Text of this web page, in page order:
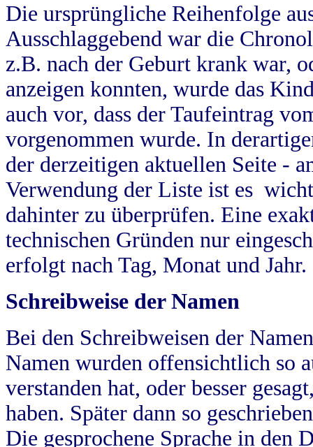
Die ursprüngliche Reihenfolge
Ausschlaggebend war die
z.B. nach der Geburt krank war,
anzeigen konnten, wurde das
auch vor, dass der Taufeintrag
vorgenommen wurde. In
der derzeitigen aktuellen Seite -
Verwendung der Liste ist es
dahinter zu überprüfen. Eine
technischen Gründen nur
erfolgt nach Tag, Monat und Jahr.
Schreibweise der Namen
Bei den Schreibweisen der
Namen wurden offensichtlich so
verstanden hat, oder besser
haben. Später dann so
Die gesprochene Sprache in